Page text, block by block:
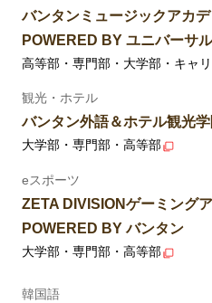
バンタンミュージックアカ
POWERED BY ユニバーサ
高等部・専門部・大学部・キャ
観光・ホテル
バンタン外語＆ホテル観光
大学部・専門部・高等部
eスポーツ
ZETA DIVISIONゲーミング
POWERED BY バンタン
大学部・専門部・高等部
韓国語